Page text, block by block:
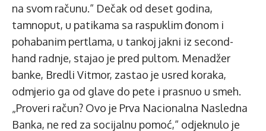
na svom računu.“ Dečak od deset godina,
tamnoput, u patikama sa raspuklim đonom i
pohabanim pertlama, u tankoj jakni iz second-
hand radnje, stajao je pred pultom. Menadžer
banke, Bredli Vitmor, zastao je usred koraka,
odmjerio ga od glave do pete i prasnuo u smeh.
„Proveri račun? Ovo je Prva Nacionalna Nasledna
Banka, ne red za socijalnu pomoć,“ odjeknulo je